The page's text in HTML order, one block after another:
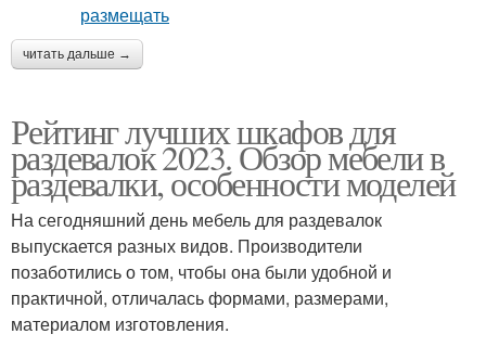
читать дальше →
Рейтинг лучших шкафов для
раздевалок 2023. Обзор мебели в
раздевалки, особенности моделей
На сегодняшний день мебель для раздевалок
выпускается разных видов. Производители
позаботились о том, чтобы она были удобной и
практичной, отличалась формами, размерами,
материалом изготовления.